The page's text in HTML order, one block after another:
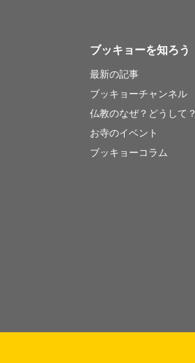
ブッキョーを知ろう
最新の記事
ブッキョーチャンネル
仏教のなぜ？どうして？
お寺のイベント
ブッキョーコラム